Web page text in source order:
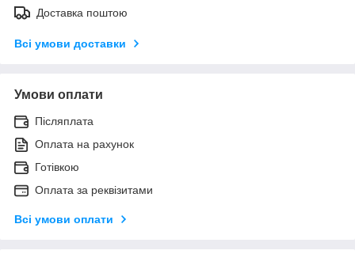
Доставка поштою
Всі умови доставки
Умови оплати
Післяплата
Оплата на рахунок
Готівкою
Оплата за реквізитами
Всі умови оплати